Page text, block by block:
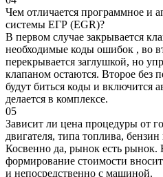
Чем отличается программное и
системы ЕГР (EGR)?
В первом случае закрывается
необходимые коды ошибок , во
перекрывается заглушкой, но
клапаном остаются. Второе без
будут биться коды и
делается в комплексе.
05
Зависит ли цена процедуры от
двигателя, типа топлива, бензин
Косвенно да, рынок есть
формирование стоимости
и непосредственно с машиной.